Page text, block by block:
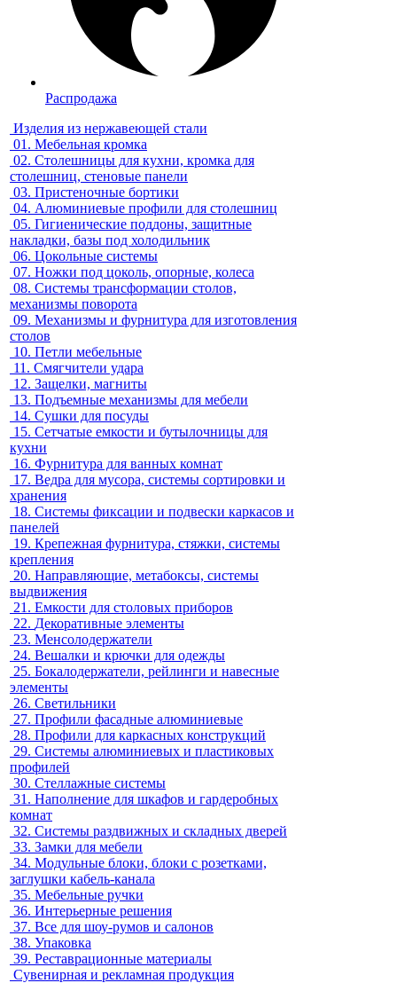
Распродажа
Изделия из нержавеющей стали
01. Мебельная кромка
02. Столешницы для кухни, кромка для
столешниц, стеновые панели
03. Пристеночные бортики
04. Алюминиевые профили для столешниц
05. Гигиенические поддоны, защитные
накладки, базы под холодильник
06. Цокольные системы
07. Ножки под цоколь, опорные, колеса
08. Системы трансформации столов,
механизмы поворота
09. Механизмы и фурнитура для изготовления
столов
10. Петли мебельные
11. Смягчители удара
12. Защелки, магниты
13. Подъемные механизмы для мебели
14. Сушки для посуды
15. Сетчатые емкости и бутылочницы для
кухни
16. Фурнитура для ванных комнат
17. Ведра для мусора, системы сортировки и
хранения
18. Системы фиксации и подвески каркасов и
панелей
19. Крепежная фурнитура, стяжки, системы
крепления
20. Направляющие, метабоксы, системы
выдвижения
21. Емкости для столовых приборов
22. Декоративные элементы
23. Менсолодержатели
24. Вешалки и крючки для одежды
25. Бокалодержатели, рейлинги и навесные
элементы
26. Светильники
27. Профили фасадные алюминиевые
28. Профили для каркасных конструкций
29. Системы алюминиевых и пластиковых
профилей
30. Стеллажные системы
31. Наполнение для шкафов и гардеробных
комнат
32. Системы раздвижных и складных дверей
33. Замки для мебели
34. Модульные блоки, блоки с розетками,
заглушки кабель-канала
35. Мебельные ручки
36. Интерьерные решения
37. Все для шоу-румов и салонов
38. Упаковка
39. Реставрационные материалы
Сувенирная и рекламная продукция